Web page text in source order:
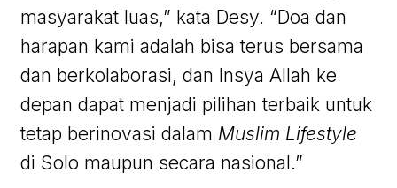
masyarakat luas,” kata Desy. “Doa dan
harapan kami adalah bisa terus bersama
dan berkolaborasi, dan Insya Allah ke
depan dapat menjadi pilihan terbaik untuk
tetap berinovasi dalam Muslim Lifestyle
di Solo maupun secara nasional.”